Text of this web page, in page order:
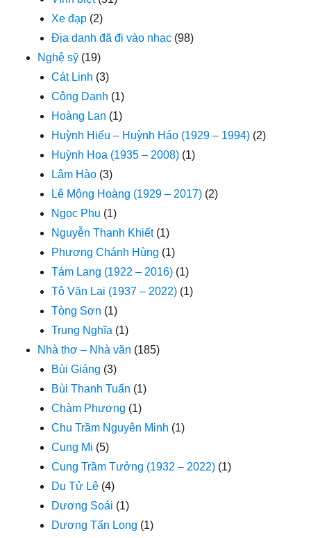
Xe đạp (2)
Địa danh đã đi vào nhạc (98)
Nghệ sỹ (19)
Cát Linh (3)
Công Danh (1)
Hoàng Lan (1)
Huỳnh Hiếu – Huỳnh Háo (1929 – 1994) (2)
Huỳnh Hoa (1935 – 2008) (1)
Lâm Hào (3)
Lê Mộng Hoàng (1929 – 2017) (2)
Ngọc Phu (1)
Nguyễn Thanh Khiết(1)
Phương Chánh Hùng (1)
Tám Lang (1922 – 2016) (1)
Tô Văn Lai (1937 – 2022) (1)
Tòng Sơn (1)
Trung Nghĩa (1)
Nhà thơ – Nhà văn (185)
Bùi Giáng (3)
Bùi Thanh Tuấn (1)
Chàm Phương (1)
Chu Trầm Nguyên Minh (1)
Cung Mi (5)
Cung Trầm Tưởng (1932 – 2022) (1)
Du Tử Lê (4)
Dương Soái (1)
Dương Tấn Long (1)